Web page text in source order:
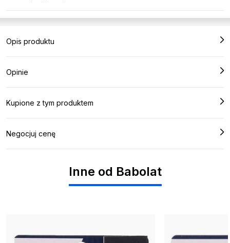
Opis produktu
Opinie
Kupione z tym produktem
Negocjuj cenę
Inne od Babolat